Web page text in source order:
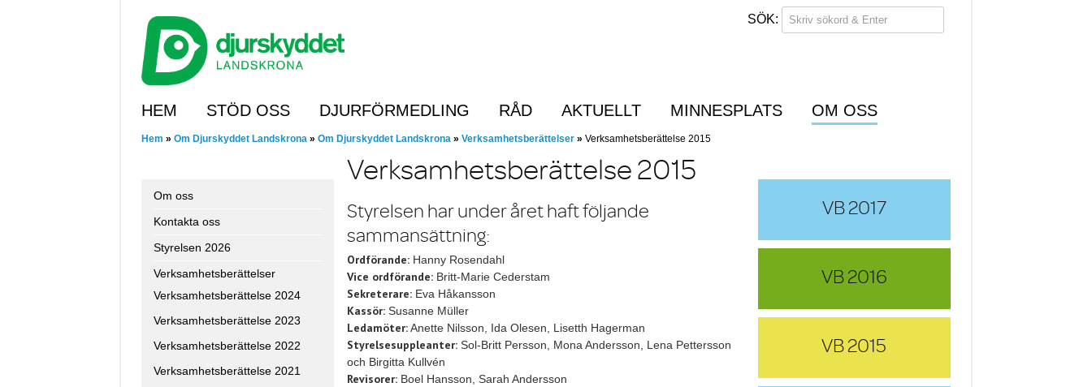
Menu
Skip to content
HEM STÖD OSS DJURFÖRMEDLING RÅD AKTUELLT MINNESPLATS OM OSS
Hem » Om Djurskyddet Landskrona » Om Djurskyddet Landskrona » Verksamhetsberättelser » Verksamhetsberättelse 2015
Om oss
Kontakta oss
Styrelsen 2026
Verksamhetsberättelser
Verksamhetsberättelse 2024
Verksamhetsberättelse 2023
Verksamhetsberättelse 2022
Verksamhetsberättelse 2021
Verksamhetsberättelse 2015
Styrelsen har under året haft följande
sammansättning:
Ordförande:Hanny Rosendahl
Vice ordförande:Britt-Marie Cederstam
Sekreterare:Eva Håkansson
Kassör:Susanne Müller
Ledamöter:Anette Nilsson, Ida Olesen, Lisetth Hagerman
Styrelsesuppleanter:Sol-Britt Persson, Mona Andersson, Lena Pettersson
och Birgitta Kullvén
Revisorer:Boel Hansson, Sarah Andersson
VB 2017
VB 2016
VB 2015